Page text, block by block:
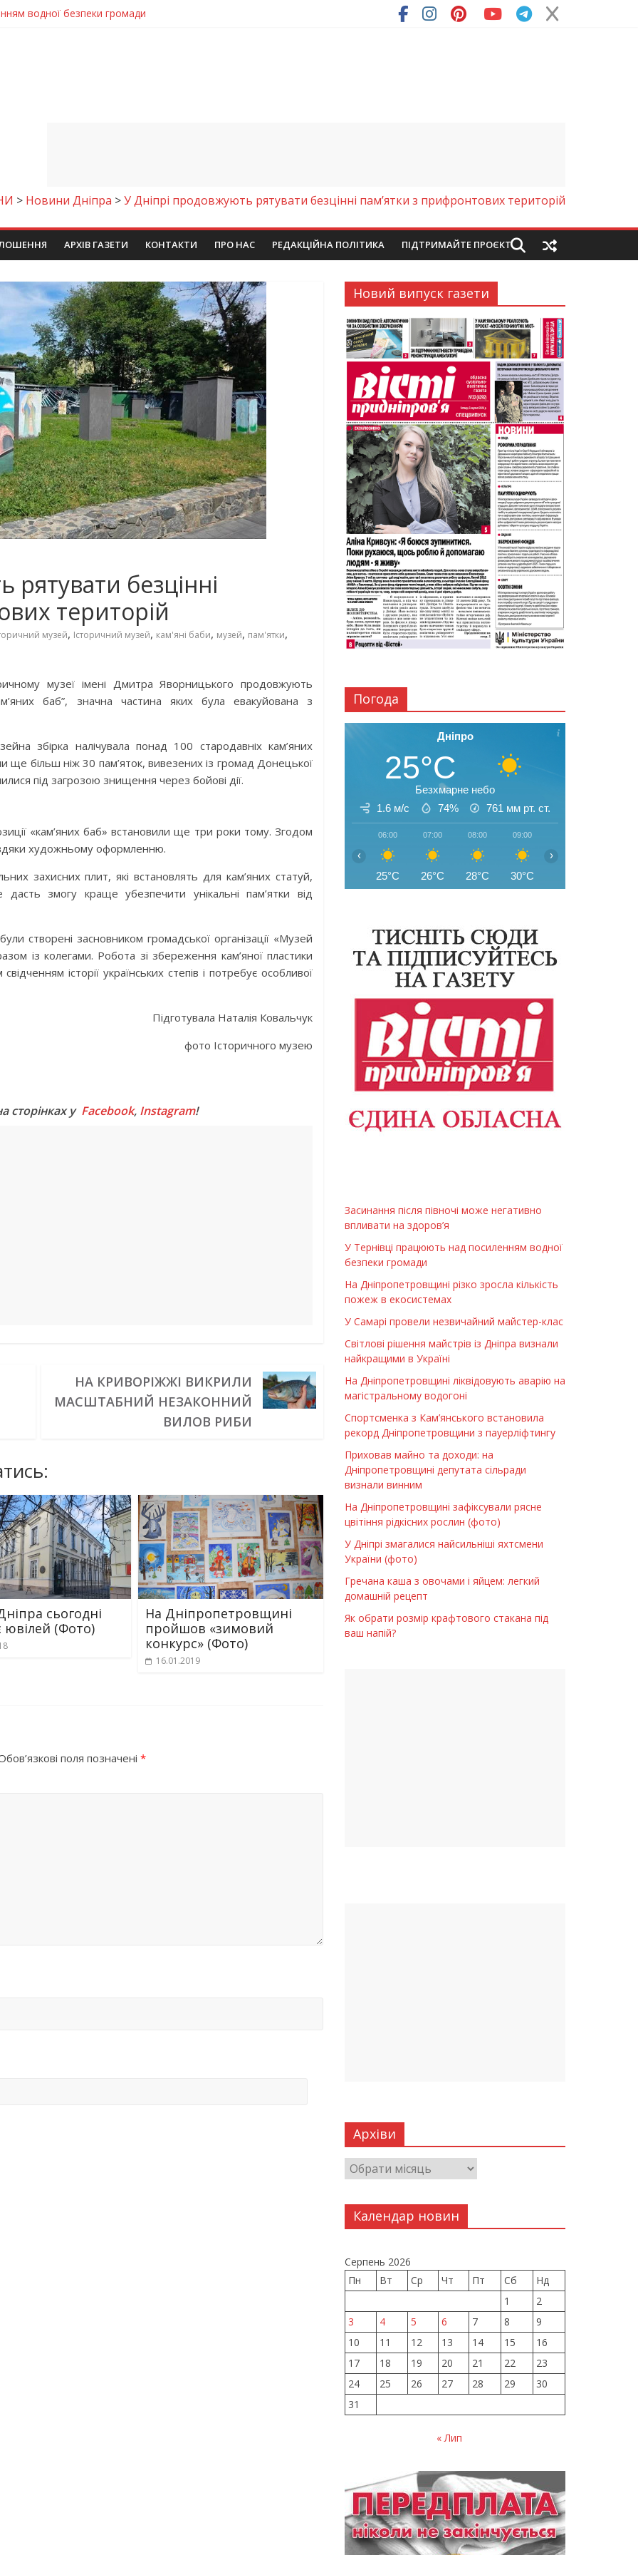
водної безпеки громади
клас
визнали найкращими в Україні
впливати на здоров’я
> Новини Дніпра >У Дніпрі продовжують рятувати безцінні пам’ятки з прифронтових територій
АРХІВ ГАЗЕТИ КОНТАКТИ ПРО НАС РЕДАКЦІЙНА ПОЛІТИКА ПІДТРИМАЙТЕ ПРОЄКТ
безцінні
територій
музей, Історичний музей, кам'яні баби, музей, пам'ятки,
музеї імені Дмитра Яворницького продовжують
баб”, значна частина яких була евакуйована з
збірка налічувала понад 100 стародавніх кам’яних
ще більш ніж 30 пам’яток, вивезених із громад Донецької
під загрозою знищення через бойові дії.
«кам’яних баб» встановили ще три роки тому. Згодом
художньому оформленню.
захисних плит, які встановлять для кам’яних статуй,
змогу краще убезпечити унікальні пам’ятки від
створені засновником громадської організації «Музей
із колегами. Робота зі збереження кам’яної пластики
історії українських степів і потребує особливої
Підготувала Наталія Ковальчук
фото Історичного музею
сторінках у Facebook, Instagram!
НА КРИВОРІЖЖІ ВИКРИЛИ
МАСШТАБНИЙ НЕЗАКОННИЙ
ВИЛОВ РИБИ
сьогодні
ювілей (Фото)
На Дніпропетровщині
пройшов «зимовий
конкурс» (Фото)
16.01.2019
поля позначені *
Новий випуск газети
Погода
Дніпро
25°C
Безхмарне небо
1.6 м/с
74% 761 мм рт. ст.
06:00
25°C
07:00
26°C
08:00
28°C
09:00
30°C
‹ ›
Засинання після півночі може негативно
впливати на здоров’я
У Тернівці працюють над посиленням водної
безпеки громади
На Дніпропетровщині різко зросла кількість
пожеж в екосистемах
У Самарі провели незвичайний майстер-клас
Світлові рішення майстрів із Дніпра визнали
найкращими в Україні
На Дніпропетровщині ліквідовують аварію на
магістральному водогоні
Спортсменка з Кам’янського встановила
рекорд Дніпропетровщини з пауерліфтингу
Приховав майно та доходи: на
Дніпропетровщині депутата сільради
визнали винним
На Дніпропетровщині зафіксували рясне
цвітіння рідкісних рослин (фото)
У Дніпрі змагалися найсильніші яхтсмени
України (фото)
Гречана каша з овочами і яйцем: легкий
домашній рецепт
Як обрати розмір крафтового стакана під
ваш напій?
Архіви
Календар новин
Серпень 2026
Пн
Вт Ср Чт Пт Сб
Нд
1
2
3
4 5 6 7 8
9
10
11 12 13 14 15
16
17
18 19 20 21 22
23
24
25 26 27 28 29
30
31
« Лип